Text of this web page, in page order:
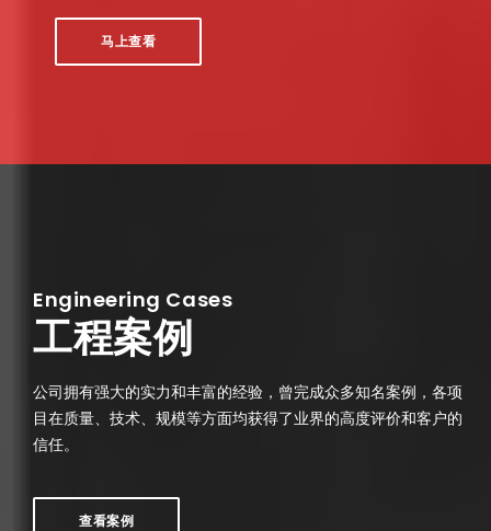
马上查看
Engineering Cases
工程案例
公司拥有强大的实力和丰富的经验，曾完成众多知名案例，各项
目在质量、技术、规模等方面均获得了业界的高度评价和客户的
信任。
查看案例